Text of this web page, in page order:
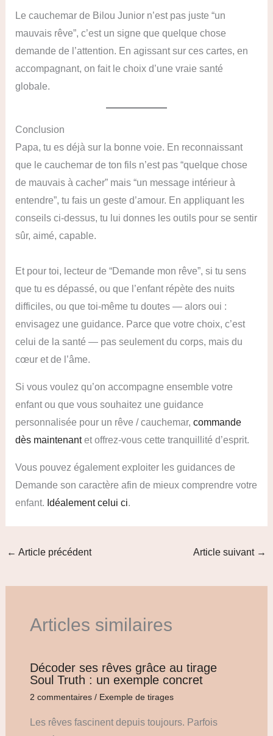
Le cauchemar de Bilou Junior n’est pas juste “un
mauvais rêve”, c’est un signe que quelque chose
demande de l’attention. En agissant sur ces cartes, en
accompagnant, on fait le choix d’une vraie santé
globale.
Conclusion
Papa, tu es déjà sur la bonne voie. En reconnaissant
que le cauchemar de ton fils n’est pas “quelque chose
de mauvais à cacher” mais “un message intérieur à
entendre”, tu fais un geste d’amour. En appliquant les
conseils ci-dessus, tu lui donnes les outils pour se sentir
sûr, aimé, capable.
Et pour toi, lecteur de “Demande mon rêve”, si tu sens
que tu es dépassé, ou que l’enfant répète des nuits
difficiles, ou que toi-même tu doutes — alors oui :
envisagez une guidance. Parce que votre choix, c’est
celui de la santé — pas seulement du corps, mais du
cœur et de l’âme.
Si vous voulez qu’on accompagne ensemble votre
enfant ou que vous souhaitez une guidance
personnalisée pour un rêve / cauchemar, commande
dès maintenantet offrez-vous cette tranquillité d’esprit.
Vous pouvez également exploiter les guidances de
Demande son caractère afin de mieux comprendre votre
enfant. Idéalement celui ci.
← Article précédent Article suivant →
Articles similaires
Décoder ses rêves grâce au tirage
Soul Truth : un exemple concret
2 commentaires / Exemple de tirages
Les rêves fascinent depuis toujours. Parfois